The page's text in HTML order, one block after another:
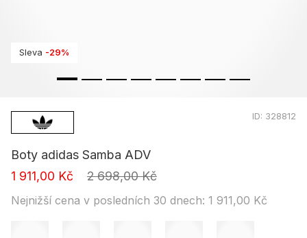
Sleva -29%
ID: 328812
Boty adidas Samba ADV
1 911,00 Kč
2 698,00 Kč
Nejnižší cena v posledních 30 dnech: 1 911,00 Kč